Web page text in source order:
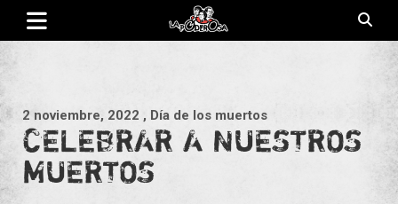
Saltar
contenido
La Poderosa
2 noviembre, 2022 , Día de los muertos
CELEBRAR A NUESTROS
MUERTOS